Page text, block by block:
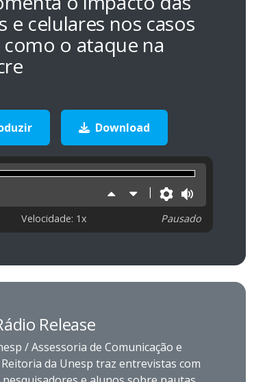
e celulares nos casos
o ataque na
Download
Aumentar
velocidade
Diminuir
velocidade
Preferências
Velocidade: 1x Pausado
Release
/ Assessoria de Comunicação e
da Unesp traz entrevistas com